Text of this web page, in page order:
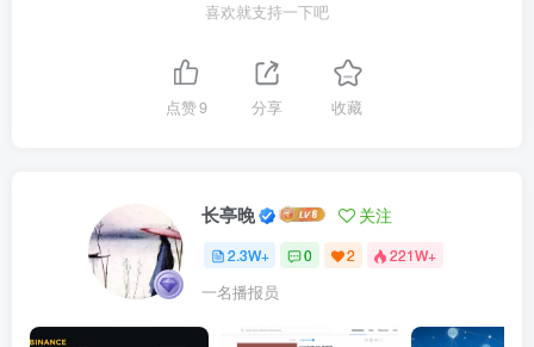
喜欢就支持一下吧
点赞9 分享 收藏
长亭晚 关注
2.3W+ 0 2 221W+
一名播报员